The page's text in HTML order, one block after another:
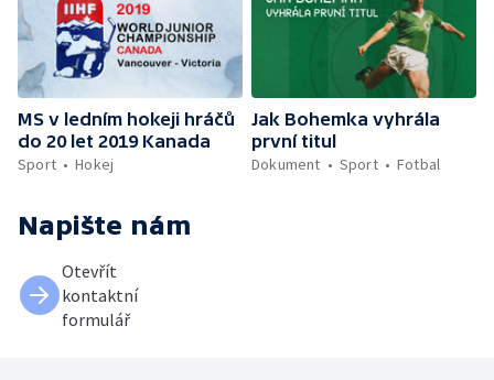
MS v ledním hokeji hráčů
do 20 let 2019 Kanada
Sport
Hokej
Jak Bohemka vyhrála
první titul
Dokument
Sport Fotbal
Napište nám
Otevřít
kontaktní
formulář